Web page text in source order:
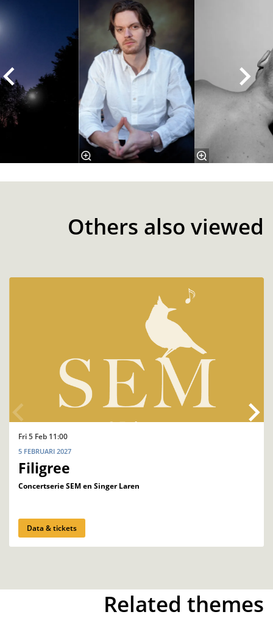
Others also viewed
Filigree
Concertserie SEM en Singer Laren
5 FEBRUARI 2027
Fri 5 Feb 11:00
Data & tickets
Related themes